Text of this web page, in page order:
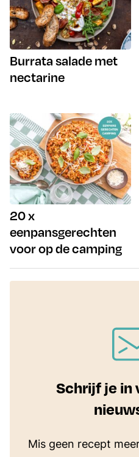
Burrata salade met
nectarine
20 x
eenpansgerechten
voor op de camping
Schrijf je in
Mis geen recept